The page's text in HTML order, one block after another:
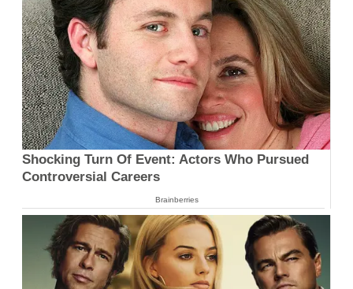
Shocking Turn Of Event: Actors Who Pursued
Controversial Careers
Brainberries